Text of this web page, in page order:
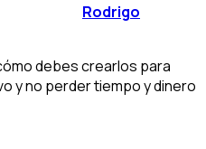
Rodrigo
debes crearlos para
y no perder tiempo y dinero